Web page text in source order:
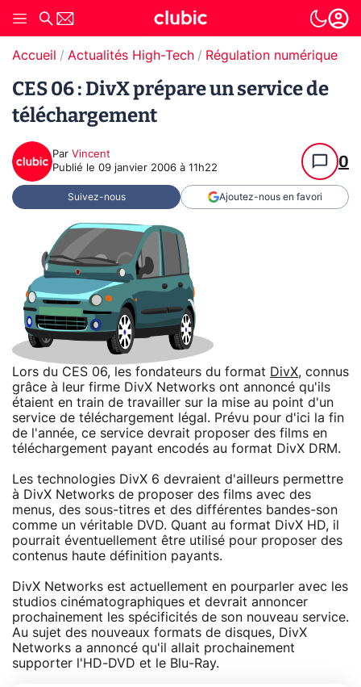
Accueil Actualités High-Tech Régulation numérique
CES 06 : DivX prépare un service de
téléchargement
Par Vincent
Publié le 09 janvier 2006 à 11h22 0
Suivez-nous Ajoutez-nous en favori
Lors du CES 06, les fondateurs du format DivX, connus
grâce à leur firme DivX Networks ont annoncé qu'ils
étaient en train de travailler sur la mise au point d'un
service de téléchargement légal. Prévu pour d'ici la fin
de l'année, ce service devrait proposer des films en
téléchargement payant encodés au format DivX DRM.
Les technologies DivX 6 devraient d'ailleurs permettre
à DivX Networks de proposer des films avec des
menus, des sous-titres et des différentes bandes-son
comme un véritable DVD. Quant au format DivX HD, il
pourrait éventuellement être utilisé pour proposer des
contenus haute définition payants.
DivX Networks est actuellement en pourparler avec les
studios cinématographiques et devrait annoncer
prochainement les spécificités de son nouveau service.
Au sujet des nouveaux formats de disques, DivX
Networks a annoncé qu'il allait prochainement
supporter l'HD-DVD et le Blu-Ray.